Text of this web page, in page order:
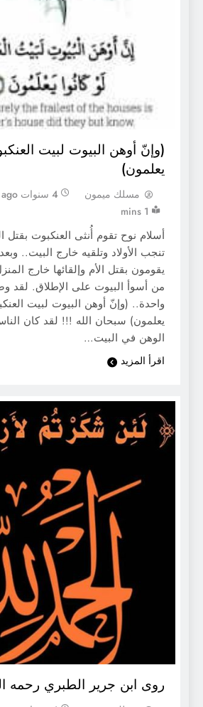
(وإنّ أوهن البيوت لبيت
يعلمون)
مسلك ميمون 4 سنوات ago
1 mins
أسلام نوح تقوم أُنثى العنكبوت بقتل
تنجب الأولاد وتلقيه خارج البيت.. وبعد
يقومون بقتل اﻷم وإلقائها خارج
من أسوأ البيوت على اﻹطلاق. لقد
واحدة.. (وإنّ أوهن البيوت لبيت
يعلمون) سبحان الله !!! لقد كان
الوهن في البيت…
اقرأ المزيد
روى ابن جرير الطبري رحمه